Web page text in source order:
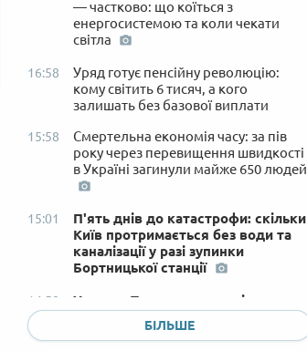
— частково: що коїться з
енергосистемою та коли чекати
світла
16:58
Уряд готує пенсійну революцію:
кому світить 6 тисяч, а кого
залишать без базової виплати
15:58
Смертельна економія часу: за пів
року через перевищення швидкості
в Україні загинули майже 650 людей
15:01
П'ять днів до катастрофи: скільки
Київ протримається без води та
каналізації у разі зупинки
Бортницької станції
14:58
Удар по Павлограду: росіяни
компаній, загинула людина
БІЛЬШЕ